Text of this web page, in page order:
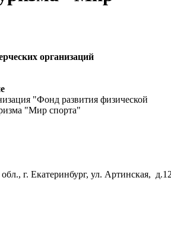
организаций
"Фонд развития физической
"Мир спорта"
г. Екатеринбург, ул. Артинская,